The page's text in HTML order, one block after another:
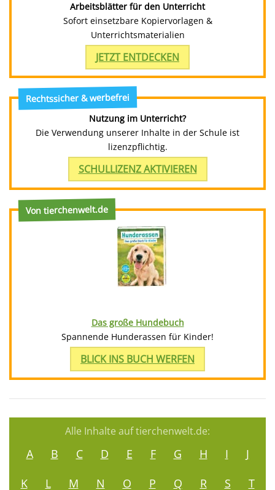
Arbeitsblätter für den Unterricht
Sofort einsetzbare Kopiervorlagen &
Unterrichtsmaterialien
JETZT ENTDECKEN
Rechtssicher & werbefrei
Nutzung im Unterricht?
Die Verwendung unserer Inhalte in der Schule ist
lizenzpflichtig.
SCHULLIZENZ AKTIVIEREN
Von tierchenwelt.de
Das große Hundebuch
Spannende Hunderassen für Kinder!
BLICK INS BUCH WERFEN
Alle Inhalte auf tierchenwelt.de:
A B C D E F G H I
J
K
L M N O P Q R S T